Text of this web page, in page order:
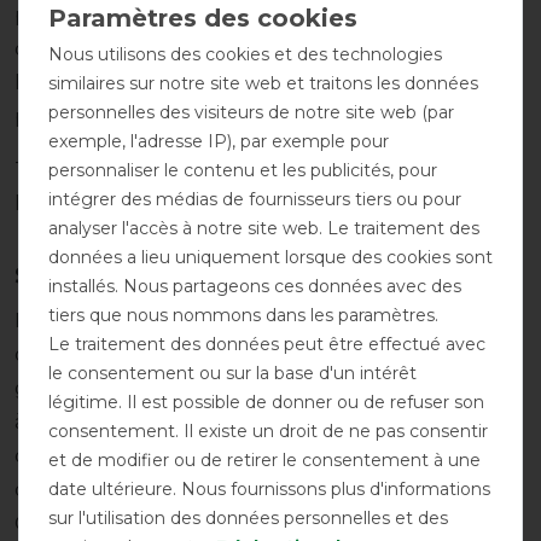
pousse constamment les responsables à développer
des produits de la plus haute qualité afin d'équiper
le cheval en tant que partenaire avec les meilleurs
produits possibles.
Tous les produits sont conçus en tenant compte de
la sécurité et du confort du cheval.
Sécurité et confort
Professional's Choice reste un leader du marché
connu pour avoir révolutionné l'industrie équine
grâce à des recherches scientifiques méticuleuses et
à la fabrication de produits de la plus haute qualité
conçus uniquement pour la sécurité et le bien-être
du cheval. Ce leadership a valu à Professional's
Choice le respect des meilleurs entraîneurs,
Nous utilisons des cookies et des technologies
similaires sur notre site web et traitons les données
personnelles des visiteurs de notre site web (par
exemple, l'adresse IP), par exemple pour
personnaliser le contenu et les publicités, pour
intégrer des médias de fournisseurs tiers ou pour
analyser l'accès à notre site web. Le traitement des
données a lieu uniquement lorsque des cookies sont
installés. Nous partageons ces données avec des
tiers que nous nommons dans les paramètres.
Le traitement des données peut être effectué avec
le consentement ou sur la base d'un intérêt
légitime. Il est possible de donner ou de refuser son
consentement. Il existe un droit de ne pas consentir
et de modifier ou de retirer le consentement à une
date ultérieure. Nous fournissons plus d'informations
sur l'utilisation des données personnelles et des